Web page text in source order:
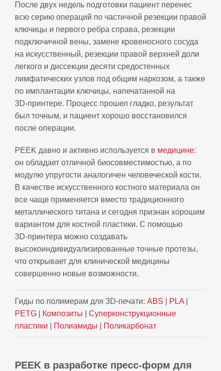
После двух недель подготовки пациент перенес
всю серию операций по частичной резекции правой
ключицы и первого ребра справа, резекции
подключичной вены, замене кровеносного сосуда
на искусственный, резекции правой верхней доли
легкого и диссекции десяти средостенных
лимфатических узлов под общим наркозом, а также
по имплантации ключицы, напечатанной на
3D‑принтере. Процесс прошел гладко, результат
был точным, и пациент хорошо восстановился
после операции.
PEEK давно и активно используется в медицине:
он обладает отличной биосовместимостью, а по
модулю упругости аналогичен человеческой кости.
В качестве искусственного костного материала он
все чаще применяется вместо традиционного
металлического титана и сегодня признан хорошим
вариантом для костной пластики. С помощью
3D‑принтера можно создавать
высокоиндивидуализированные точные протезы,
что открывает для клинической медицины
совершенно новые возможности.
Гиды по полимерам для 3D-печати: ABS PLA
PETG
Композиты
Суперконструкционные
пластики
Полиамиды Поликарбонат
PEEK в разработке пресс‑форм для